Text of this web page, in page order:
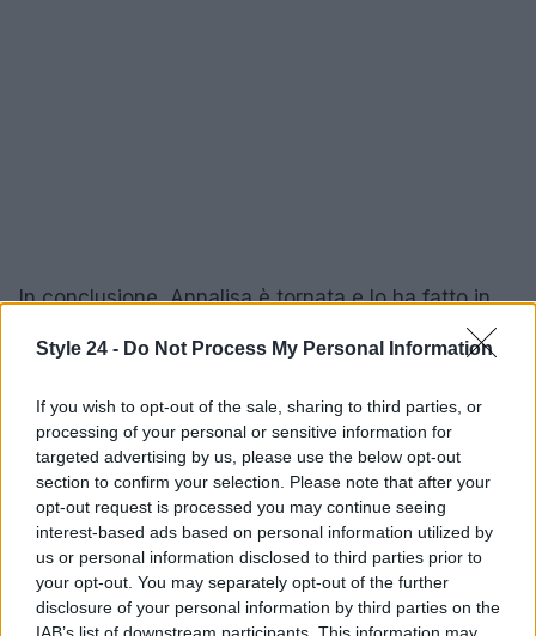
Style 24 - Do Not Process My Personal Information
If you wish to opt-out of the sale, sharing to third parties, or
processing of your personal or sensitive information for
targeted advertising by us, please use the below opt-out
section to confirm your selection. Please note that after your
opt-out request is processed you may continue seeing
interest-based ads based on personal information utilized by
us or personal information disclosed to third parties prior to
your opt-out. You may separately opt-out of the further
disclosure of your personal information by third parties on the
IAB’s list of downstream participants. This information may
In conclusione, Annalisa è tornata e lo ha fatto in
grande stile! Non vediamo l’ora di scoprire tutto ciò
che ha in serbo per noi. E voi, cosa ne pensate di
questo nuovo look? Fatecelo sapere nei commenti!
AUTORE
Staff